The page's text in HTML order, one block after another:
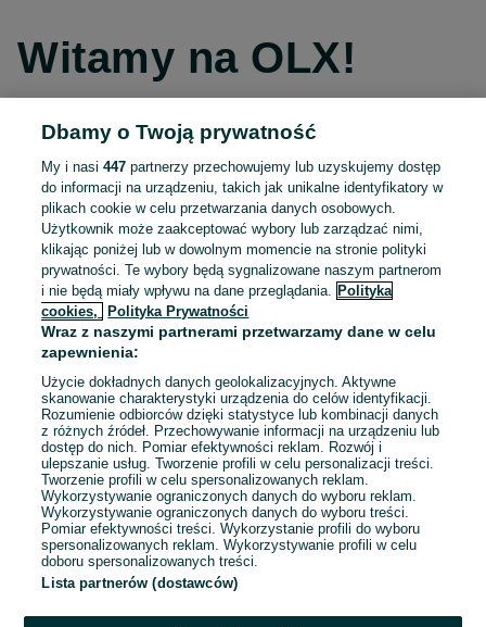
Witamy na OLX!
Kontynuuj przez Facebooka
Kontynuuj przez konto Apple
Kontynuuj przez konto Google
LUB
E-mail
Hasło
Dbamy o Twoją prywatność
My i nasi447 partnerzy przechowujemy lub uzyskujemy dostęp
do informacji na urządzeniu, takich jak unikalne identyfikatory w
plikach cookie w celu przetwarzania danych osobowych.
Użytkownik może zaakceptować wybory lub zarządzać nimi,
klikając poniżej lub w dowolnym momencie na stronie polityki
prywatności. Te wybory będą sygnalizowane naszym partnerom
i nie będą miały wpływu na dane przeglądania.
Polityka
cookies,
Polityka Prywatności
Wraz z naszymi partnerami przetwarzamy dane w celu
zapewnienia:
Użycie dokładnych danych geolokalizacyjnych. Aktywne
skanowanie charakterystyki urządzenia do celów identyfikacji.
Rozumienie odbiorców dzięki statystyce lub kombinacji danych
z różnych źródeł. Przechowywanie informacji na urządzeniu lub
dostęp do nich. Pomiar efektywności reklam. Rozwój i
ulepszanie usług. Tworzenie profili w celu personalizacji treści.
Tworzenie profili w celu spersonalizowanych reklam.
Wykorzystywanie ograniczonych danych do wyboru reklam.
Wykorzystywanie ograniczonych danych do wyboru treści.
Pomiar efektywności treści. Wykorzystanie profili do wyboru
spersonalizowanych reklam. Wykorzystywanie profili w celu
doboru spersonalizowanych treści.
Lista partnerów (dostawców)